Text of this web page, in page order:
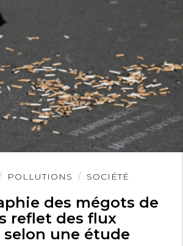
POLLUTIONS SOCIÉTÉ
des mégots de
reflet des flux
selon une étude